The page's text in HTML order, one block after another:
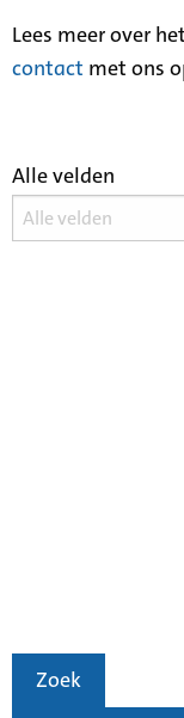
Lees meer over het
contact met ons
Alle velden
Zoek